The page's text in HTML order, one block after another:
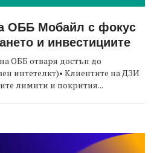
ОББ Мобайл с фокус
и инвестициите
ОББ отваря достъп до
интетелкт)• Клиентите на ДЗИ
лимити и покрития...